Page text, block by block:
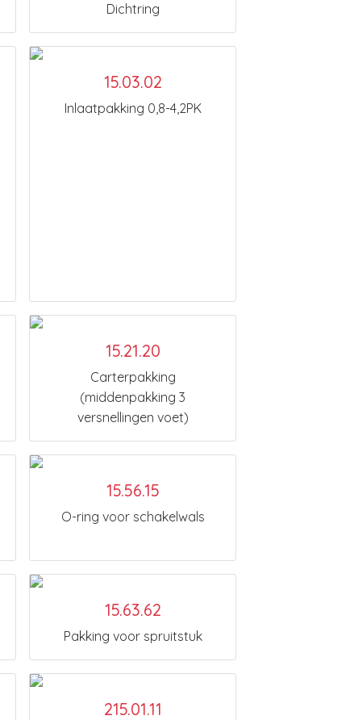
Dichtring
15.03.02
Inlaatpakking 0,8-4,2PK
15.21.20
Carterpakking
(middenpakking 3
versnellingen voet)
15.56.15
O-ring voor schakelwals
15.63.62
Pakking voor spruitstuk
215.01.11